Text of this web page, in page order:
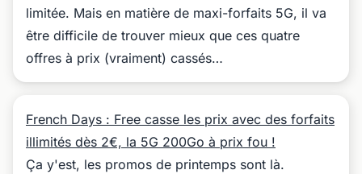
limitée. Mais en matière de maxi-forfaits 5G, il va
être difficile de trouver mieux que ces quatre
offres à prix (vraiment) cassés…
French Days : Free casse les prix avec des forfaits
illimités dès 2€, la 5G 200Go à prix fou !
Ça y'est, les promos de printemps sont là.